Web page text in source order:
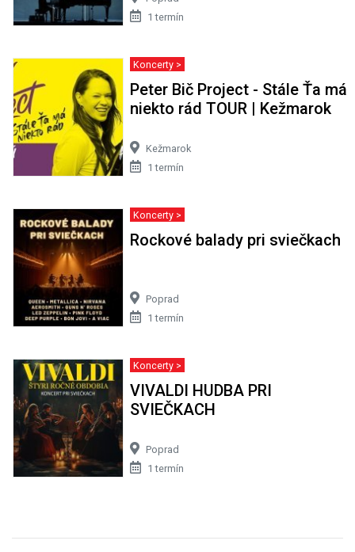
1 termín
Koncerty >
Peter Bič Project - Stále Ťa má
niekto rád TOUR | Kežmarok
Kežmarok
1 termín
Koncerty >
Rockové balady pri sviečkach
Poprad
1 termín
Koncerty >
VIVALDI HUDBA PRI
SVIEČKACH
Poprad
1 termín